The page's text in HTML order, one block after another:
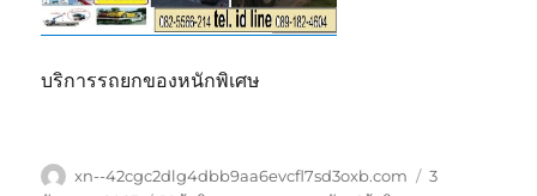
บริการรถยกของหนักพิเศษ
ผู้
xn--42cgc2dlg4dbb9aa6evcfl7sd3oxb.com
เขียน
3